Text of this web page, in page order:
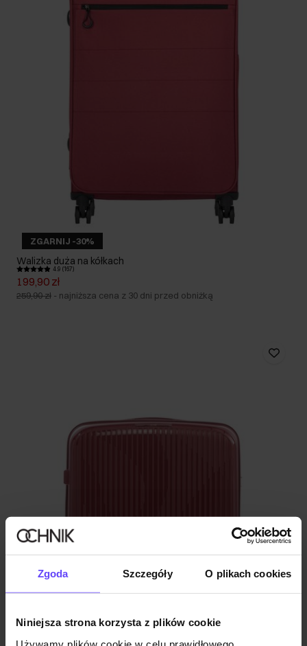
Zgoda Szczegóły O plikach cookies
Niniejsza strona korzysta z plików cookie
ZGARNIJ -30%
Walizka duża na kółkach
4.9 (167)
199,90 zł
259,90 zł - najniższa cena z 30 dni przed obniżką